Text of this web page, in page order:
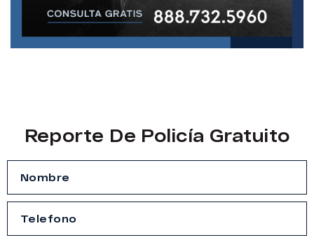
Reporte De Policía Gratuito